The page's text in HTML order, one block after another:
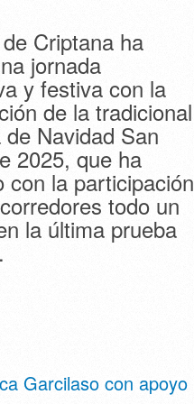
Criptana ha
jornada
y festiva con la
de la tradicional
Navidad San
2025, que ha
con la participación
todo un
la última prueba
Garcilaso con apoyo